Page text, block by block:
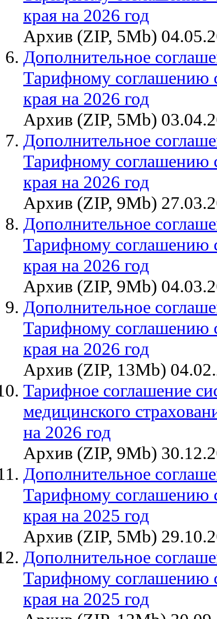
края на 2026 год
Архив (ZIP, 5Mb)
Дополнительное
Тарифному соглашению
края на 2026 год
Архив (ZIP, 5Mb)
Дополнительное
Тарифному соглашению
края на 2026 год
Архив (ZIP, 9Mb)
Дополнительное
Тарифному соглашению
края на 2026 год
Архив (ZIP, 9Mb)
Дополнительное
Тарифному соглашению
края на 2026 год
Архив (ZIP, 13Mb)
Тарифное соглашение
медицинского
на 2026 год
Архив (ZIP, 9Mb)
Дополнительное
Тарифному соглашению
края на 2025 год
Архив (ZIP, 5Mb)
Дополнительное
Тарифному соглашению
края на 2025 год